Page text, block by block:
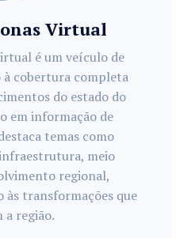
Virtual
é um veículo de
à cobertura completa
do estado do
em informação de
temas como
meio
regional,
às transformações que
a região.